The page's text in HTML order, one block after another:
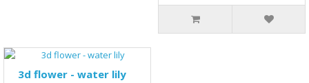
3d flower - water lily